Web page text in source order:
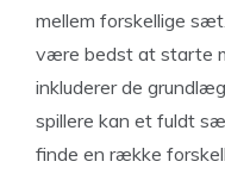
mellem forskellige
være bedst at starte
inkluderer de
spillere kan et fuldt
finde en række